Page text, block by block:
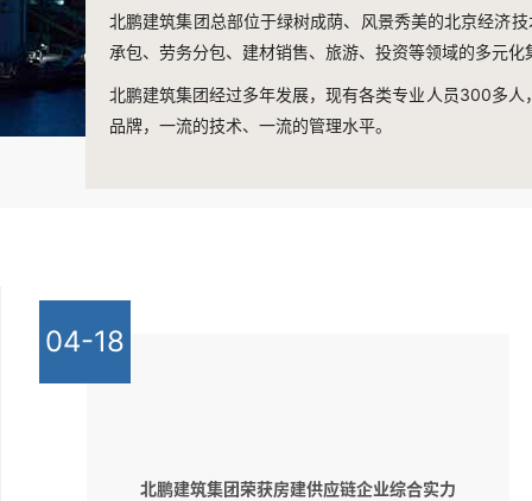
北鹏建筑集团总部位于绿树成荫、风景秀美的北京经济
承包、劳务分包、建材销售、旅游、投资等领域的多元化
北鹏建筑集团经过多年发展，现有各类专业人员300多
品牌，一流的技术、一流的管理水平。
北鹏建筑集团荣获房建供应链企业综合实力
04-18